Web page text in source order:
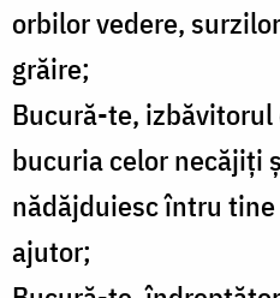
orbilor vedere,
grăire;
Bucură-te,
bucuria celor necăjiți
nădăjduiesc întru
ajutor;